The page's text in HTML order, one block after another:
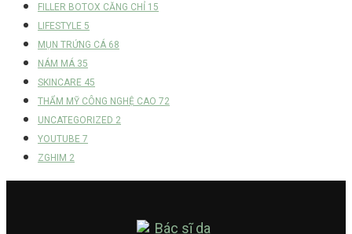
FILLER BOTOX CĂNG CHỈ 15
LIFESTYLE 5
MỤN TRỨNG CÁ 68
NÁM MÁ 35
SKINCARE 45
THẨM MỸ CÔNG NGHỆ CAO 72
UNCATEGORIZED 2
YOUTUBE 7
ZGHIM 2